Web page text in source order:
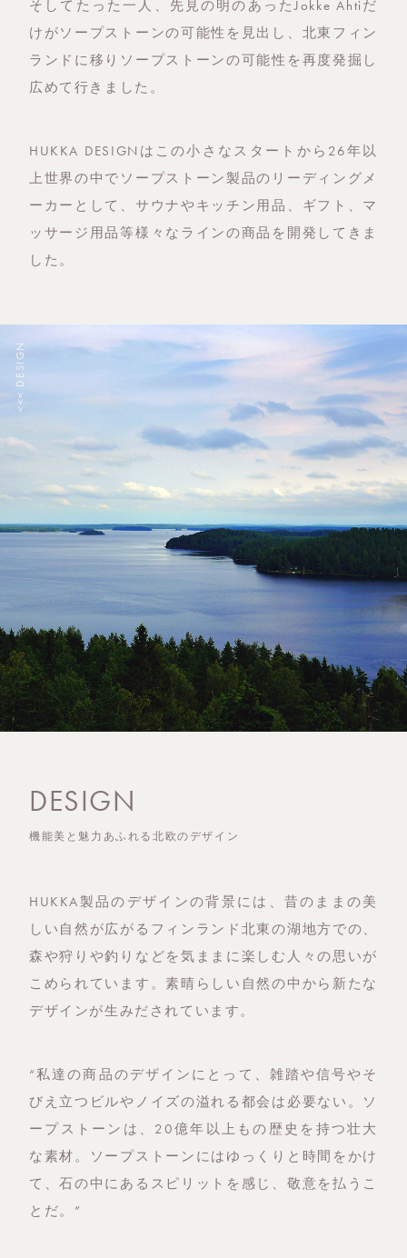
そしてたった一人、先見の明のあったJokke Ahtiだ
けがソープストーンの可能性を見出し、北東フィン
ランドに移りソープストーンの可能性を再度発掘し
広めて行きました。
HUKKA DESIGNはこの小さなスタートから26年以
上世界の中でソープストーン製品のリーディングメ
ーカーとして、サウナやキッチン用品、ギフト、マ
ッサージ用品等様々なラインの商品を開発してきま
した。
DESIGN
機能美と魅力あふれる北欧のデザイン
HUKKA製品のデザインの背景には、昔のままの美
しい自然が広がるフィンランド北東の湖地方での、
森や狩りや釣りなどを気ままに楽しむ人々の思いが
こめられています。素晴らしい自然の中から新たな
デザインが生みだされています。
“私達の商品のデザインにとって、雑踏や信号やそ
びえ立つビルやノイズの溢れる都会は必要ない。ソ
ープストーンは、20億年以上もの歴史を持つ壮大
な素材。ソープストーンにはゆっくりと時間をかけ
て、石の中にあるスピリットを感じ、敬意を払うこ
とだ。”